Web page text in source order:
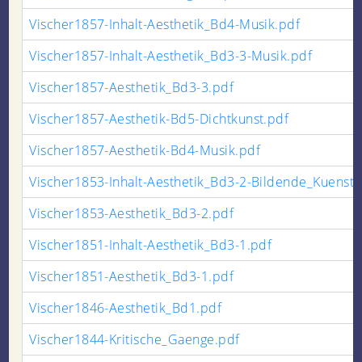
Vischer1857-Inhalt-Aesthetik_Bd4-Musik.pdf
Vischer1857-Inhalt-Aesthetik_Bd3-3-Musik.pdf
Vischer1857-Aesthetik_Bd3-3.pdf
Vischer1857-Aesthetik-Bd5-Dichtkunst.pdf
Vischer1857-Aesthetik-Bd4-Musik.pdf
Vischer1853-Inhalt-Aesthetik_Bd3-2-
Vischer1853-Aesthetik_Bd3-2.pdf
Vischer1851-Inhalt-Aesthetik_Bd3-1.pdf
Vischer1851-Aesthetik_Bd3-1.pdf
Vischer1846-Aesthetik_Bd1.pdf
Vischer1844-Kritische_Gaenge.pdf